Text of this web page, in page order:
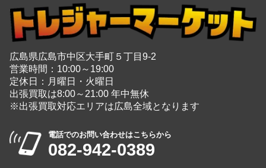
広島県広島市中区大手町５丁目9-2
営業時間：10:00～19:00
定休日：月曜日・火曜日
出張買取は8:00～21:00 年中無休
※出張買取対応エリアは広島全域となります
電話でのお問い合わせはこちらから
082-942-0389